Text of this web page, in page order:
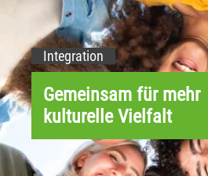
Integration
Gemeinsam für mehr
kulturelle Vielfalt